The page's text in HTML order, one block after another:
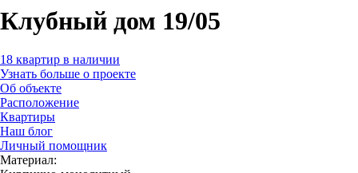
Клубный дом 19/05
18 квартир в наличии
Узнать больше о проекте
Об объекте
Расположение
Квартиры
Наш блог
Личный помощник
Материал: